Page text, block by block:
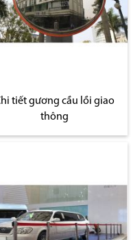
tiết gương cầu lồi giao
thông